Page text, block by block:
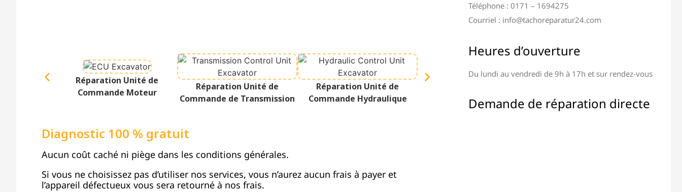
Réparation Unité de
Commande Moteur
Réparation Unité de
Commande de Transmission
Réparation Unité de
Commande Hydraulique
Réparation Terminal &
Réparation de Tous les
Diagnostic 100 % gratuit
Aucun coût caché ni piège dans les conditions générales.
Si vous ne choisissez pas d’utiliser nos services, vous n’aurez aucun frais à payer et
l’appareil défectueux vous sera retourné à nos frais.
Téléphone : 0171 – 1694275
Courriel : info@tachoreparatur24.com
Heures d’ouverture
Du lundi au vendredi de 9h à 17h et sur rendez-vous
Demande de réparation directe